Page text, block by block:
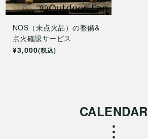
NOS（未点火品）の整備&
点火確認サービス
¥3,000(税込)
CALENDAR